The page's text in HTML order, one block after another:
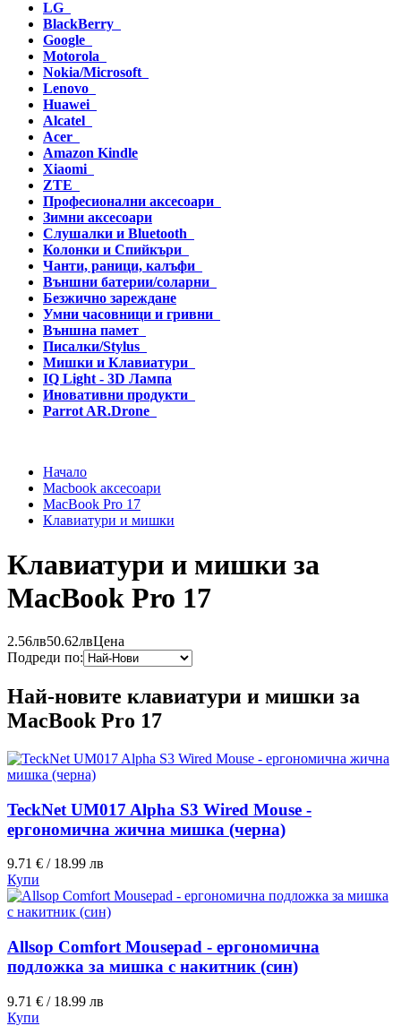
LG
BlackBerry
Google
Motorola
Nokia/Microsoft
Lenovo
Huawei
Alcatel
Acer
Amazon Kindle
Xiaomi
ZTE
Професионални аксесоари
Зимни аксесоари
Слушалки и Bluetooth
Колонки и Спийкъри
Чанти, раници, калъфи
Външни батерии/соларни
Безжично зареждане
Умни часовници и гривни
Външна памет
Писалки/Stylus
Мишки и Клавиатури
IQ Light - 3D Лампа
Иновативни продукти
Parrot AR.Drone
Начало
Macbook аксесоари
MacBook Pro 17
Клавиатури и мишки
Клавиатури и мишки за
MacBook Pro 17
2.56лв50.62лвЦена
Подреди по:
Най-новите клавиатури и мишки за
MacBook Pro 17
TeckNet UM017 Alpha S3 Wired Mouse -
ергономична жична мишка (черна)
9.71 € / 18.99 лв
Купи
Allsop Comfort Mousepad - ергономична
подложка за мишка с накитник (син)
9.71 € / 18.99 лв
Купи